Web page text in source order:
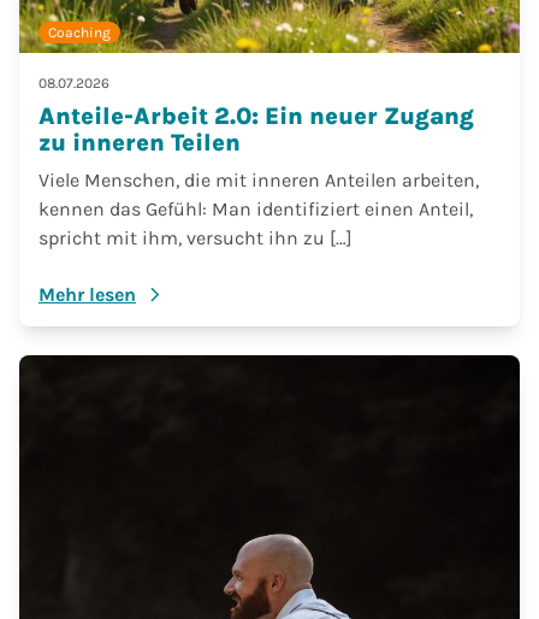
Coaching
08.07.2026
Anteile-Arbeit 2.0: Ein neuer Zugang
zu inneren Teilen
Viele Menschen, die mit inneren Anteilen arbeiten,
kennen das Gefühl: Man identifiziert einen Anteil,
spricht mit ihm, versucht ihn zu […]
Mehr lesen